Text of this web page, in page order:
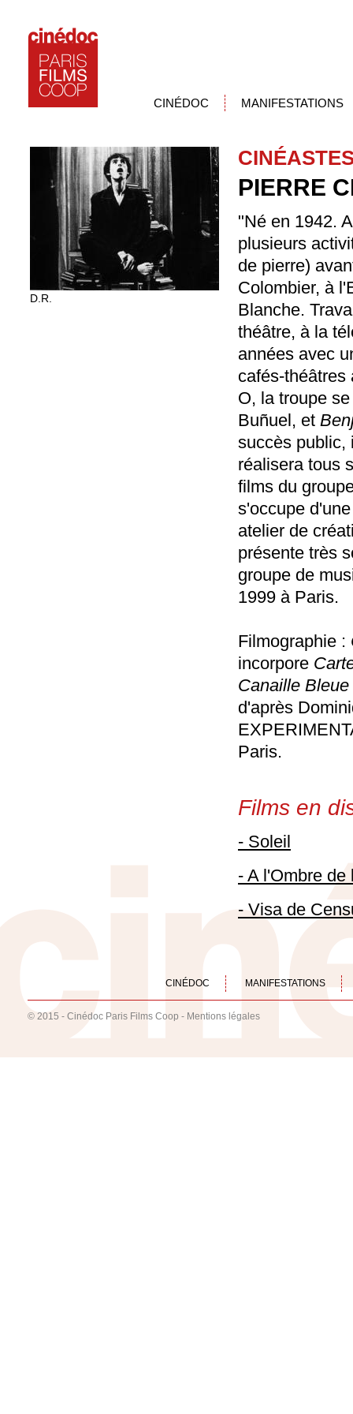
CINÉDOC MANIFESTATIONS
D.R.
PIERRE
"Né en 1942.
plusieurs
de pierre)
Colombier, à
Blanche.
théâtre, à la
années avec
cafés-
O, la troupe
Buñuel, et
succès public,
réalisera tous
films du
s'occupe
atelier de
présente très
groupe de
1999 à Paris.
Filmographie :
incorpore
Canaille Bleue
d'après
Paris.
Films en
- Soleil
- A l'Ombre
- Visa de
CINÉDOC MANIFESTATIONS
© 2015 - Cinédoc Paris Films Coop - Mentions légales